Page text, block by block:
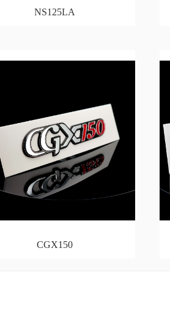
NS125LA
CGX150